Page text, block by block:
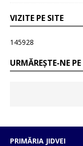
VIZITE PE SITE
145928
URMĂREȘTE-NE
PRIMĂRIA JIDVEI